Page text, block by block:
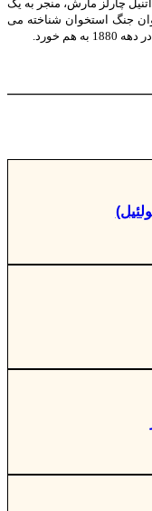
چارلز مارش، منجر به یک
جنگ استخوان شناخته می
خورد.